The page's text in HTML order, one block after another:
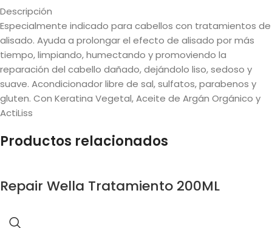
Descripción
Especialmente indicado para cabellos con tratamientos de
alisado. Ayuda a prolongar el efecto de alisado por más
tiempo, limpiando, humectando y promoviendo la
reparación del cabello dañado, dejándolo liso, sedoso y
suave. Acondicionador libre de sal, sulfatos, parabenos y
gluten. Con Keratina Vegetal, Aceite de Argán Orgánico y
ActiLiss
Productos relacionados
Repair Wella Tratamiento 200ML